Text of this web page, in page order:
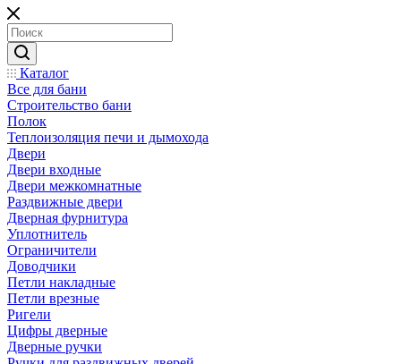
Каталог
Все для бани
Строительство бани
Полок
Теплоизоляция печи и дымохода
Двери
Двери входные
Двери межкомнатные
Раздвижные двери
Дверная фурнитура
Уплотнитель
Ограничители
Доводчики
Петли накладные
Петли врезные
Ригели
Цифры дверные
Дверные ручки